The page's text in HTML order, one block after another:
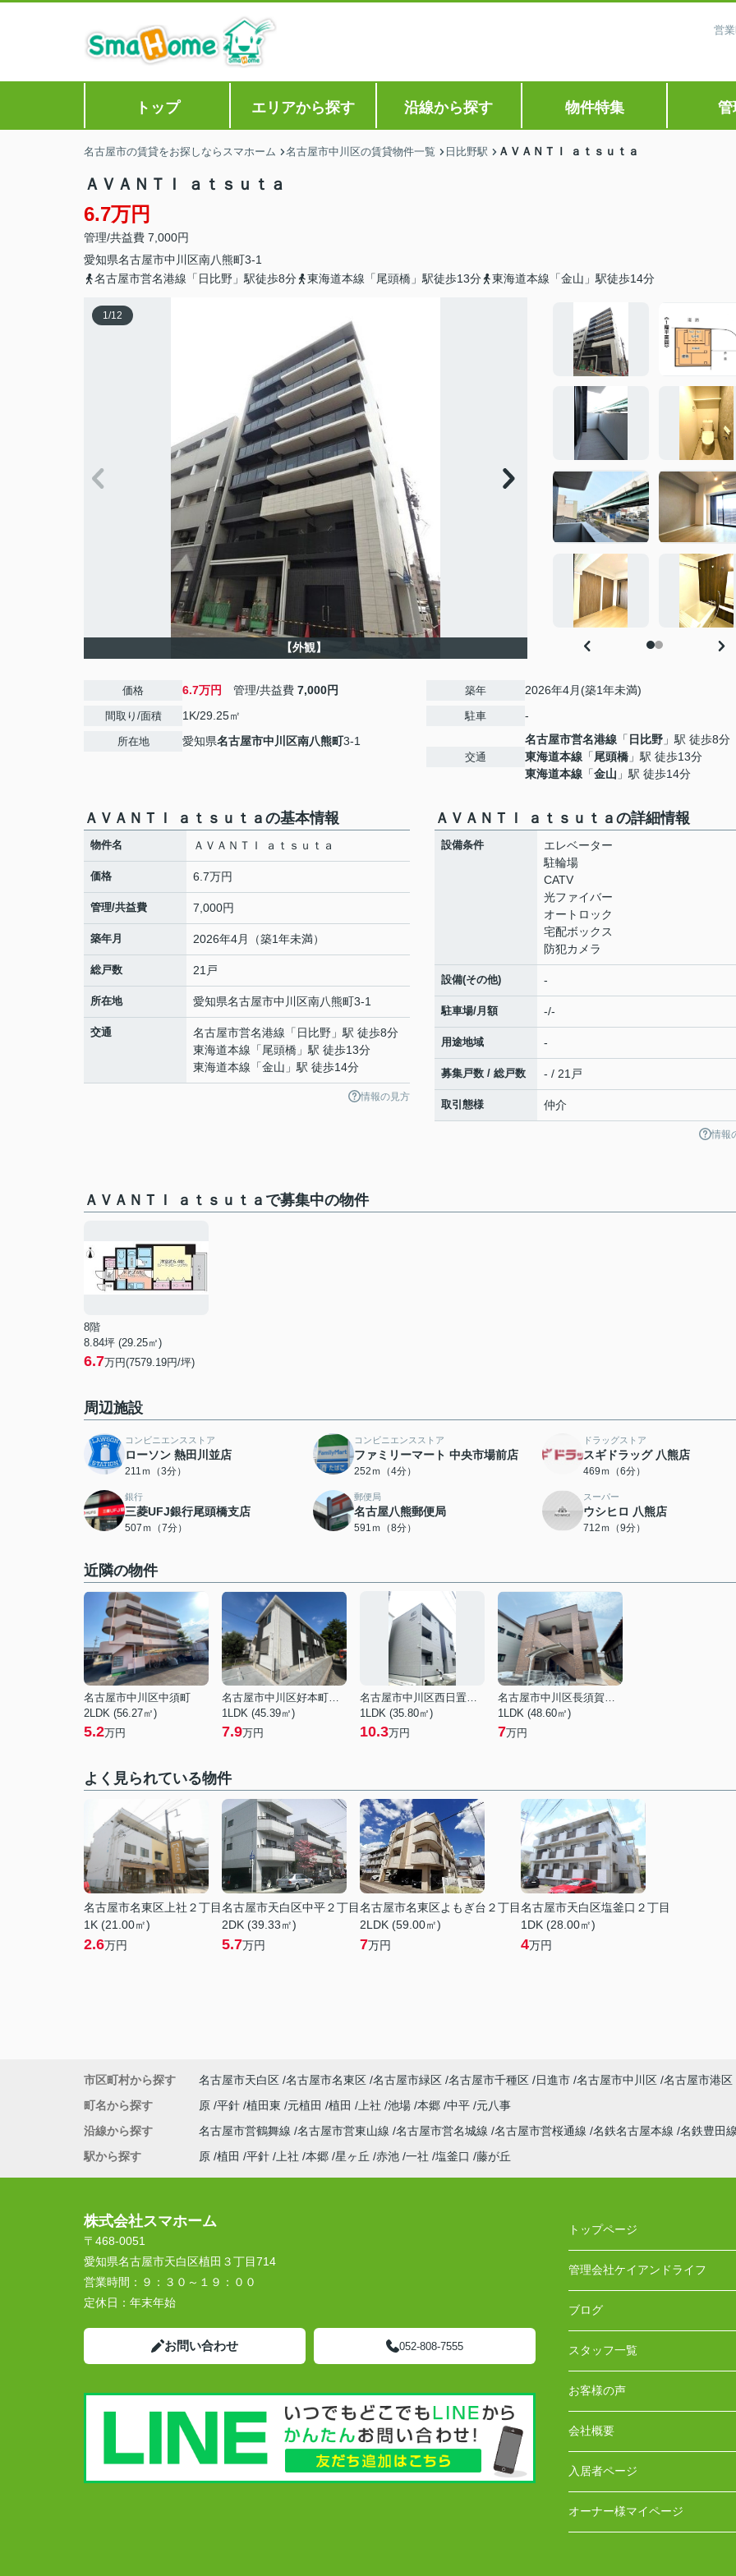
営
トップ エリアから探す 沿線から探す 物件特集 管
名古屋市の賃貸をお探しならスマホーム 名古屋市中川区の賃貸物件一覧 日比野駅 ＡＶＡＮＴＩ ａｔｓｕｔａ
ＡＶＡＮＴＩ ａｔｓｕｔａ
6.7万円
管理/共益費 7,000円
愛知県名古屋市中川区南八熊町3-1
名古屋市営名港線「日比野」駅徒歩8分
東海道本線「尾頭橋」駅徒歩13分 東海道本線「金山」駅徒歩14分
1/12
【外観】
価格 6.7万円 管理/共益費 7,000円
間取り/面積 1K/29.25㎡
所在地 愛知県名古屋市中川区南八熊町3-1
築年 2026年4月(築1年未満)
駐車 -
交通
名古屋市営名港線 「 日比野 」駅 徒歩8分
東海道本線 「尾頭橋 」駅 徒歩13分
東海道本線 「金山 」駅 徒歩14分
ＡＶＡＮＴＩ ａｔｓｕｔａの基本情報
物件名 ＡＶＡＮＴＩ ａｔｓｕｔａ
価格 6.7万円
管理/共益費 7,000円
築年月 2026年4月（築1年未満）
総戸数 21戸
所在地 愛知県名古屋市中川区南八熊町3-1
交通 名古屋市営名港線 「 日比野 」駅 徒歩8分
東海道本線 「尾頭橋 」駅 徒歩13分
東海道本線 「金山 」駅 徒歩14分
情報の見方
ＡＶＡＮＴＩ ａｔｓｕｔａの詳細情報
設備条件
エレベーター
駐輪場
CATV
光ファイバー
オートロック
宅配ボックス
防犯カメラ
設備(その他) -
駐車場/月額 -/-
用途地域 -
募集戸数 / 総戸数 - / 21戸
取引態様 仲介
情報
ＡＶＡＮＴＩ ａｔｓｕｔａで募集中の物件
8階
8.84坪 (29.25㎡)
6.7万円(7579.19円/坪)
周辺施設
コンビニエンスストア
ローソン 熱田川並店
211ｍ（3分）
コンビニエンスストア
ファミリーマート 中央市場前店
252ｍ（4分）
ドラッグストア
スギドラッグ 八熊店
469ｍ（6分）
銀行
三菱UFJ銀行尾頭橋支店
507ｍ（7分）
郵便局
名古屋八熊郵便局
591ｍ（8分）
スーパー
ウシヒロ 八熊店
712ｍ（9分）
近隣の物件
名古屋市中川区中須町
2LDK (56.27㎡)
5.2万円
名古屋市中川区好本町３丁目
1LDK (45.39㎡)
7.9万円
名古屋市中川区西日置２丁目
1LDK (35.80㎡)
10.3万円
名古屋市中川区長須賀２丁目
1LDK (48.60㎡)
7万円
よく見られている物件
名古屋市名東区上社２丁目
1K (21.00㎡)
2.6万円
名古屋市天白区中平２丁目
2DK (39.33㎡)
5.7万円
名古屋市名東区よもぎ台２丁目
2LDK (59.00㎡)
7万円
名古屋市天白区塩釜口２丁目
1DK (28.00㎡)
4万円
市区町村から探す 名古屋市天白区 名古屋市名東区 名古屋市緑区 名古屋市千種区 日進市 名古屋市中川区 名古屋市港区
町名から探す
原 平針 植田東 元植田 植田 上社 池場 本郷 中平 元八事
沿線から探す
名古屋市営鶴舞線 名古屋市営東山線 名古屋市営名城線 名古屋市営桜通線 名鉄名古屋本線 名鉄豊田
駅から探す
原 植田 平針 上社 本郷 星ヶ丘 赤池 一社 塩釜口 藤が丘
株式会社スマホーム
〒468-0051
愛知県名古屋市天白区植田３丁目714
営業時間： ９：３０～１９：００
定休日： 年末年始
お問い合わせ 052-808-7555
トップページ
管理会社ケイアンドライフ
ブログ
スタッフ一覧
お客様の声
会社概要
入居者ページ
オーナー様マイページ